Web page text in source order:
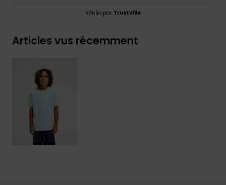
Vérifié par TrustVille
Articles vus récemment